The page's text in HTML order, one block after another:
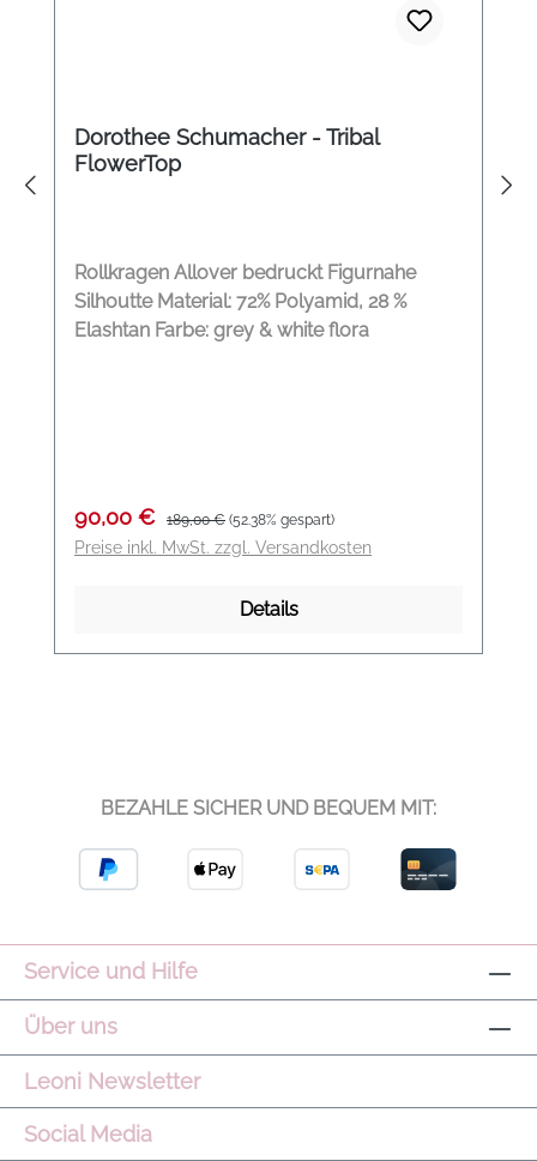
Dorothee Schumacher - Tribal
FlowerTop
Rollkragen Allover bedruckt Figurnahe
Silhoutte Material: 72% Polyamid, 28 %
Elashtan Farbe: grey & white flora
Verkaufspreis:
90,00 € Regulärer Preis:
189,00 € (52.38% gespart)
Preise inkl. MwSt. zzgl. Versandkosten
Details
BEZAHLE SICHER UND BEQUEM MIT:
Service und Hilfe
Über uns
Leoni Newsletter
Social Media